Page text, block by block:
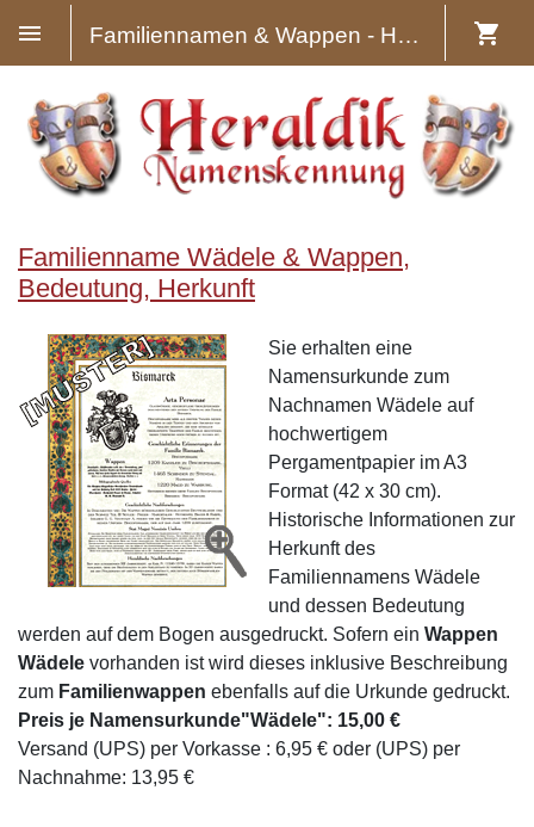
Familiennamen & Wappen - Heraldik
Familienname Wädele & Wappen,
Bedeutung, Herkunft
Sie erhalten eine
Namensurkunde zum
Nachnamen Wädele auf
hochwertigem
Pergamentpapier im A3
Format (42 x 30 cm).
Historische Informationen zur
Herkunft des
Familiennamens Wädele
und dessen Bedeutung
werden auf dem Bogen ausgedruckt. Sofern ein Wappen
Wädele vorhanden ist wird dieses inklusive Beschreibung
zum Familienwappen ebenfalls auf die Urkunde gedruckt.
Preis je Namensurkunde"Wädele": 15,00 €
Versand (UPS) per Vorkasse : 6,95 € oder (UPS) per
Nachnahme: 13,95 €